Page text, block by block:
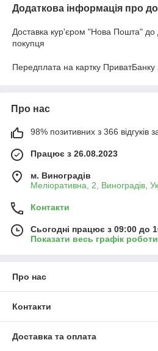
Додаткова інформація про
Доставка кур'єром "Нова Пошта" до
покупця
Передплата на картку ПриватБанку
Про нас
98% позитивних з 366 відгуків
Працює з 26.08.2023
м. Виноградів
Меліоративна, 2, Виноградів,
Контакти
Сьогодні працює з 09:00 до
Показати весь графік роботи
Про нас
Контакти
Доставка та оплата